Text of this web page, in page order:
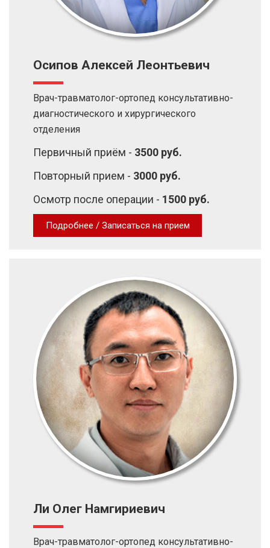
Осипов Алексей Леонтьевич
Врач-травматолог-ортопед консультативно-
диагностического и хирургического
отделения
Первичный приём - 3500 руб.
Повторный прием - 3000 руб.
Осмотр после операции - 1500 руб.
Подробнее / Записаться на прием
Ли Олег Намгириевич
Врач-травматолог-ортопед консультативно-